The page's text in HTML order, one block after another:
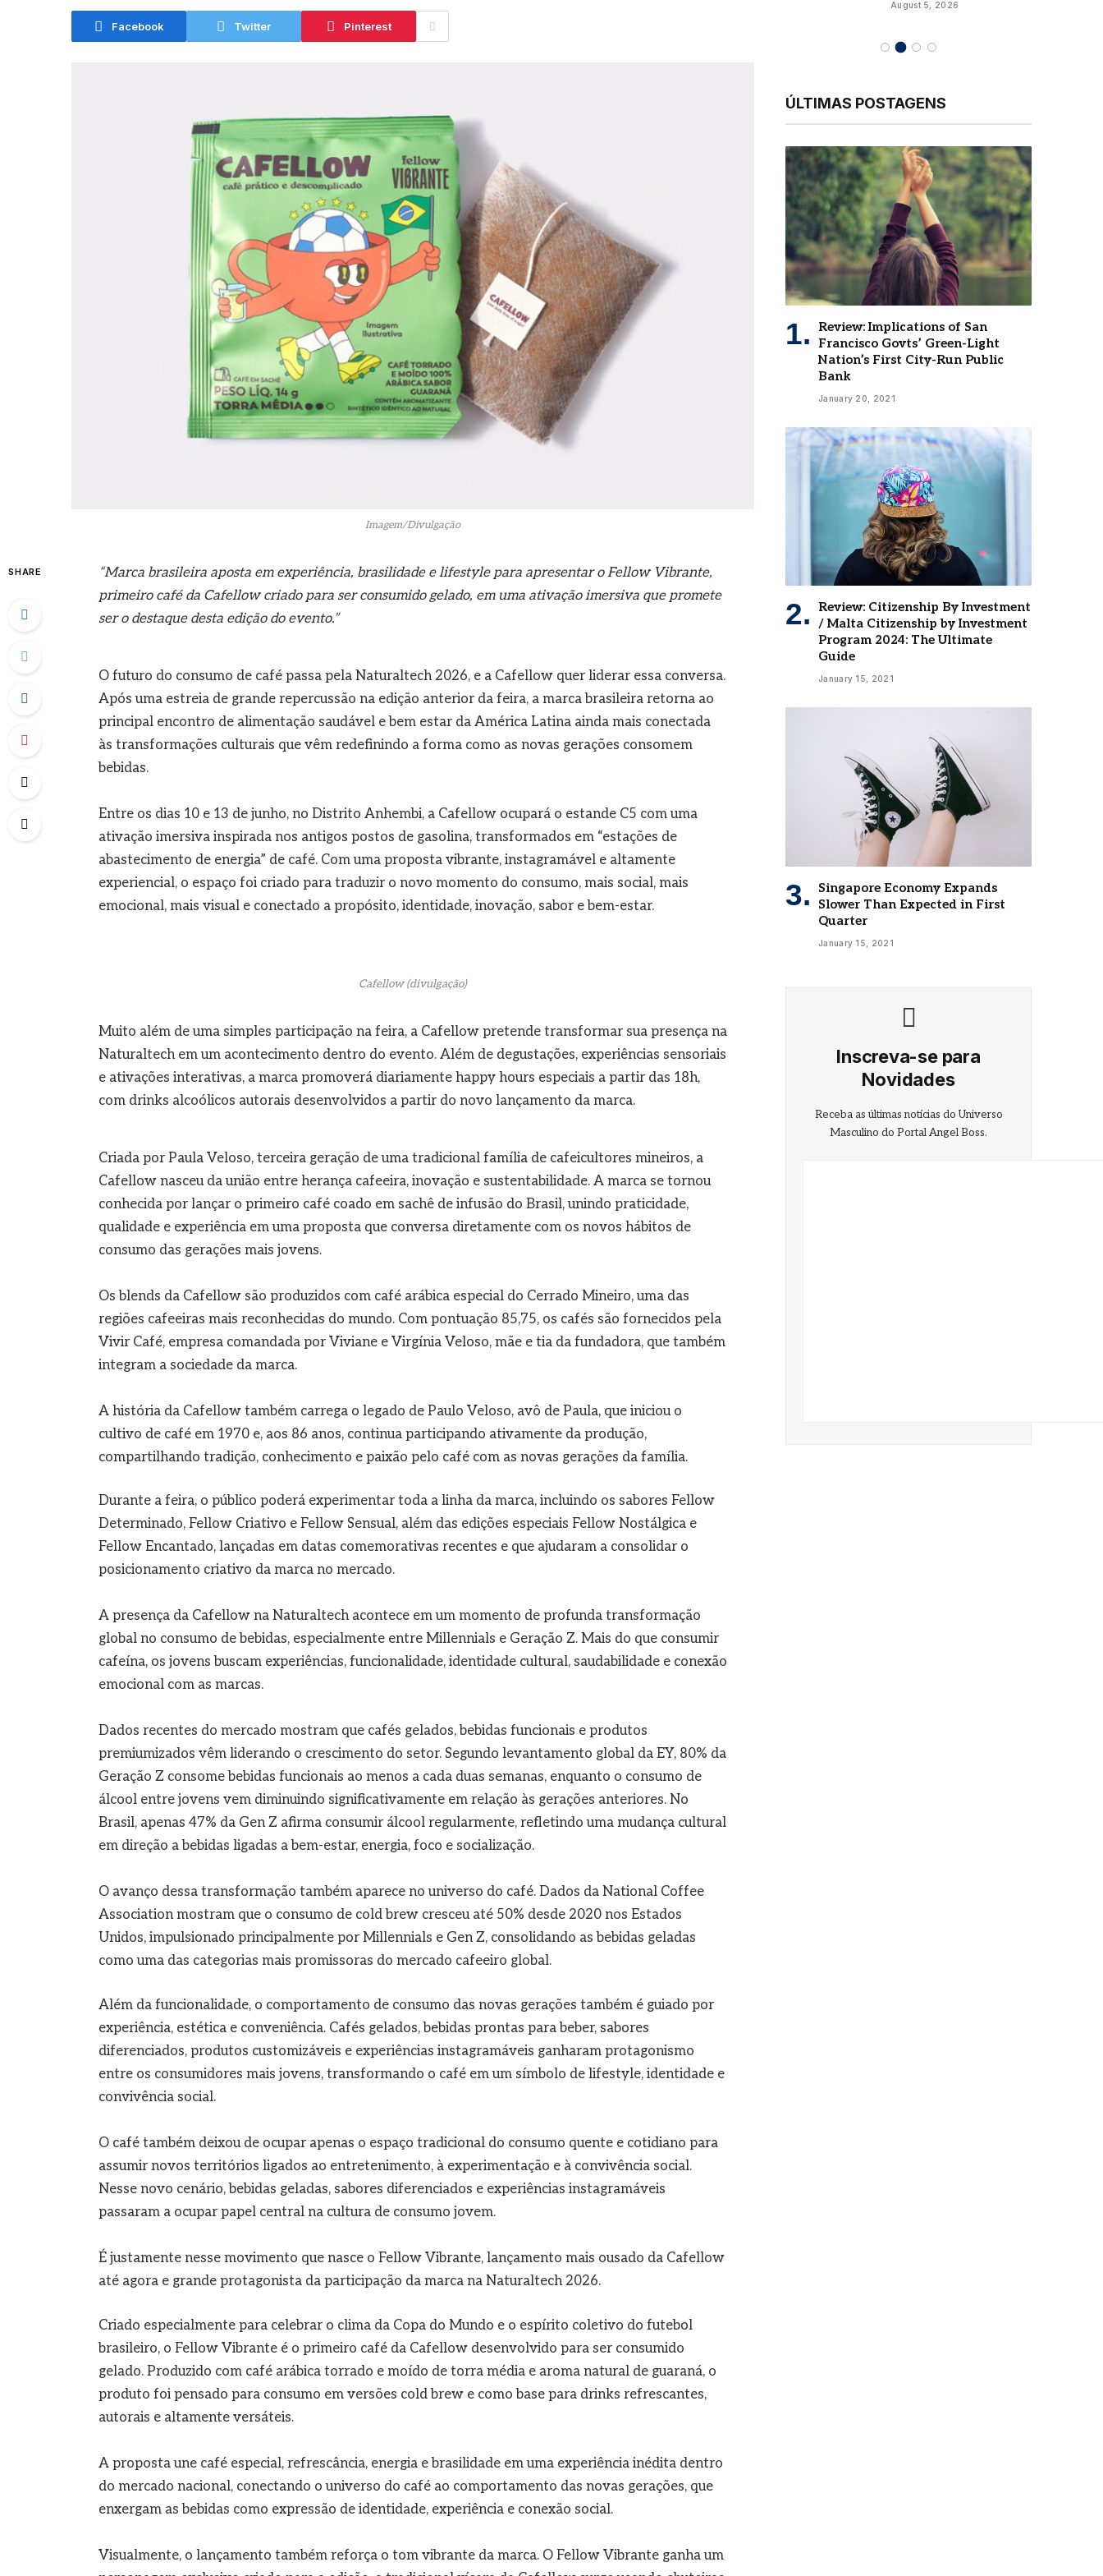
Facebook Twitter Pinterest
Imagem/Divulgação
SHARE
“Marca brasileira aposta em experiência, brasilidade e lifestyle para apresentar o Fellow Vibrante,
primeiro café da Cafellow criado para ser consumido gelado, em uma ativação imersiva que promete
ser o destaque desta edição do evento.”
O futuro do consumo de café passa pela Naturaltech 2026, e a Cafellow quer liderar essa conversa.
Após uma estreia de grande repercussão na edição anterior da feira, a marca brasileira retorna ao
principal encontro de alimentação saudável e bem estar da América Latina ainda mais conectada
às transformações culturais que vêm redefinindo a forma como as novas gerações consomem
bebidas.
Entre os dias 10 e 13 de junho, no Distrito Anhembi, a Cafellow ocupará o estande C5 com uma
ativação imersiva inspirada nos antigos postos de gasolina, transformados em “estações de
abastecimento de energia” de café. Com uma proposta vibrante, instagramável e altamente
experiencial, o espaço foi criado para traduzir o novo momento do consumo, mais social, mais
emocional, mais visual e conectado a propósito, identidade, inovação, sabor e bem-estar.
Cafellow (divulgação)
Muito além de uma simples participação na feira, a Cafellow pretende transformar sua presença na
Naturaltech em um acontecimento dentro do evento. Além de degustações, experiências sensoriais
e ativações interativas, a marca promoverá diariamente happy hours especiais a partir das 18h,
com drinks alcoólicos autorais desenvolvidos a partir do novo lançamento da marca.
Criada por Paula Veloso, terceira geração de uma tradicional família de cafeicultores mineiros, a
Cafellow nasceu da união entre herança cafeeira, inovação e sustentabilidade. A marca se tornou
conhecida por lançar o primeiro café coado em sachê de infusão do Brasil, unindo praticidade,
qualidade e experiência em uma proposta que conversa diretamente com os novos hábitos de
consumo das gerações mais jovens.
Os blends da Cafellow são produzidos com café arábica especial do Cerrado Mineiro, uma das
regiões cafeeiras mais reconhecidas do mundo. Com pontuação 85,75, os cafés são fornecidos pela
Vivir Café, empresa comandada por Viviane e Virgínia Veloso, mãe e tia da fundadora, que também
integram a sociedade da marca.
A história da Cafellow também carrega o legado de Paulo Veloso, avô de Paula, que iniciou o
cultivo de café em 1970 e, aos 86 anos, continua participando ativamente da produção,
compartilhando tradição, conhecimento e paixão pelo café com as novas gerações da família.
Durante a feira, o público poderá experimentar toda a linha da marca, incluindo os sabores Fellow
Determinado, Fellow Criativo e Fellow Sensual, além das edições especiais Fellow Nostálgica e
Fellow Encantado, lançadas em datas comemorativas recentes e que ajudaram a consolidar o
posicionamento criativo da marca no mercado.
A presença da Cafellow na Naturaltech acontece em um momento de profunda transformação
global no consumo de bebidas, especialmente entre Millennials e Geração Z. Mais do que consumir
cafeína, os jovens buscam experiências, funcionalidade, identidade cultural, saudabilidade e conexão
emocional com as marcas.
Dados recentes do mercado mostram que cafés gelados, bebidas funcionais e produtos
premiumizados vêm liderando o crescimento do setor. Segundo levantamento global da EY, 80% da
Geração Z consome bebidas funcionais ao menos a cada duas semanas, enquanto o consumo de
álcool entre jovens vem diminuindo significativamente em relação às gerações anteriores. No
Brasil, apenas 47% da Gen Z afirma consumir álcool regularmente, refletindo uma mudança cultural
em direção a bebidas ligadas a bem-estar, energia, foco e socialização.
O avanço dessa transformação também aparece no universo do café. Dados da National Coffee
Association mostram que o consumo de cold brew cresceu até 50% desde 2020 nos Estados
Unidos, impulsionado principalmente por Millennials e Gen Z, consolidando as bebidas geladas
como uma das categorias mais promissoras do mercado cafeeiro global.
Além da funcionalidade, o comportamento de consumo das novas gerações também é guiado por
experiência, estética e conveniência. Cafés gelados, bebidas prontas para beber, sabores
diferenciados, produtos customizáveis e experiências instagramáveis ganharam protagonismo
entre os consumidores mais jovens, transformando o café em um símbolo de lifestyle, identidade e
convivência social.
O café também deixou de ocupar apenas o espaço tradicional do consumo quente e cotidiano para
assumir novos territórios ligados ao entretenimento, à experimentação e à convivência social.
Nesse novo cenário, bebidas geladas, sabores diferenciados e experiências instagramáveis
passaram a ocupar papel central na cultura de consumo jovem.
É justamente nesse movimento que nasce o Fellow Vibrante, lançamento mais ousado da Cafellow
até agora e grande protagonista da participação da marca na Naturaltech 2026.
Criado especialmente para celebrar o clima da Copa do Mundo e o espírito coletivo do futebol
brasileiro, o Fellow Vibrante é o primeiro café da Cafellow desenvolvido para ser consumido
gelado. Produzido com café arábica torrado e moído de torra média e aroma natural de guaraná, o
produto foi pensado para consumo em versões cold brew e como base para drinks refrescantes,
autorais e altamente versáteis.
A proposta une café especial, refrescância, energia e brasilidade em uma experiência inédita dentro
do mercado nacional, conectando o universo do café ao comportamento das novas gerações, que
enxergam as bebidas como expressão de identidade, experiência e conexão social.
Visualmente, o lançamento também reforça o tom vibrante da marca. O Fellow Vibrante ganha um
August 5, 2026
August 5, 2026
ÚLTIMAS POSTAGENS
Review: Implications of San
Francisco Govts’ Green-Light
Nation’s First City-Run Public
Bank
January 20, 2021
Review: Citizenship By Investment
/ Malta Citizenship by Investment
Program 2024: The Ultimate
Guide
January 15, 2021
Singapore Economy Expands
Slower Than Expected in First
Quarter
January 15, 2021
Inscreva-se para
Novidades
Receba as últimas notícias do Universo
Masculino do Portal Angel Boss.